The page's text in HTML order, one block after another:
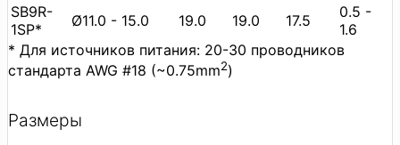
SB9R-
1SP*
Ø11.0 - 15.0 19.0 19.0 17.5
0.5 -
1.6
* Для источников питания: 20-30 проводников
стандарта AWG #18 (~0.75mm2)
Размеры